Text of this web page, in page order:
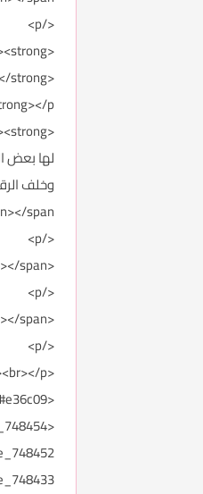
</p>
strong>
p>
لها بعض
span>
</p>
<p><span></span>
</p>
<p><span></span>
</p>
<p><br></p>
<p><span style="color: #e36c09;">مواضــيع أخــرى:&nbsp;</span></p>